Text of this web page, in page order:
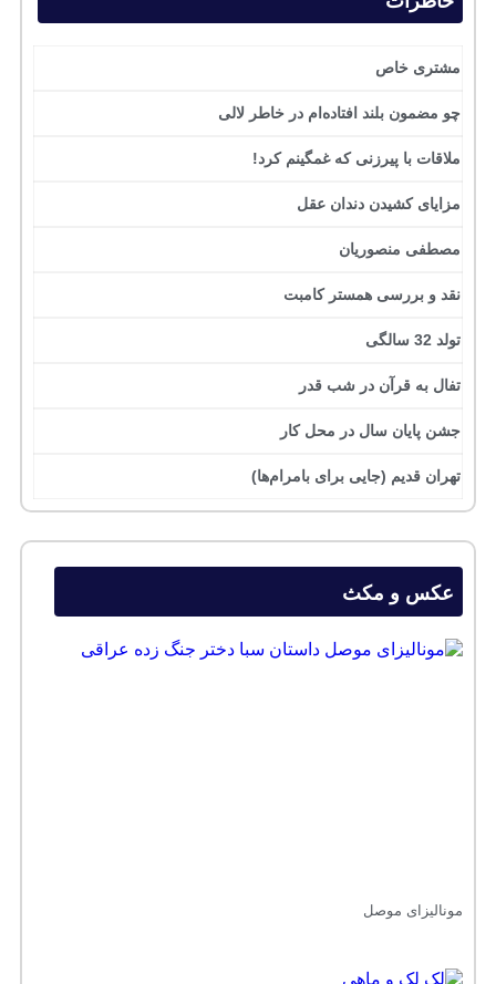
مشتری خاص
چو مضمون بلند افتاده‌ام در خاطر لالی
ملاقات با پیرزنی که غمگینم کرد!
مزایای کشیدن دندان عقل
مصطفی منصوریان
نقد و بررسی همستر کامبت
تولد 32 سالگی
تفال به قرآن در شب قدر
جشن پایان سال در محل کار
تهران قدیم (جایی برای بامرام‌ها)
عکس و مکث
مونالیزای موصل